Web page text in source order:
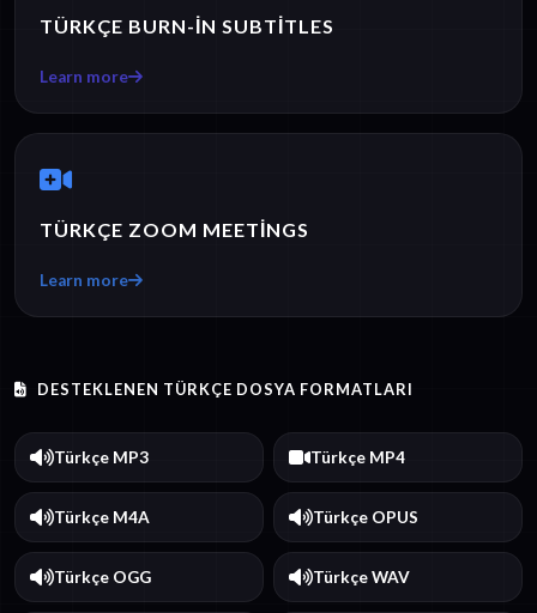
TÜRKÇE BURN-IN SUBTITLES
Learn more
TÜRKÇE ZOOM MEETINGS
Learn more
DESTEKLENEN TÜRKÇE DOSYA FORMATLARI
Türkçe MP3 Türkçe MP4
Türkçe M4A Türkçe OPUS
Türkçe OGG Türkçe WAV